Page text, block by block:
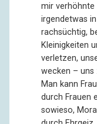
mir verhöhnte
irgendetwas
rachsüchtig,
Kleinigkeiten
verletzen,
wecken – uns
Man kann
durch Frauen
sowieso,